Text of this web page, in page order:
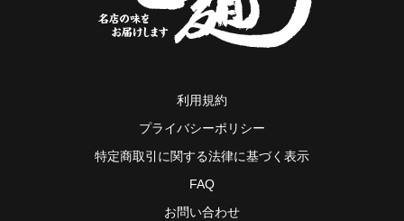
利用規約
プライバシーポリシー
特定商取引に関する法律に基づく表示
FAQ
お問い合わせ